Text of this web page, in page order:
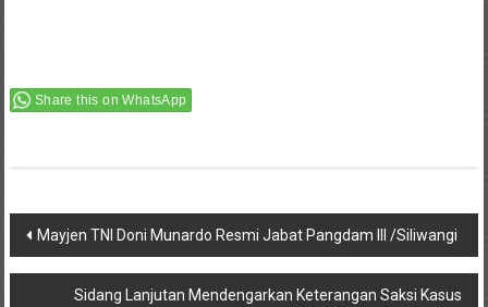
Share this on WhatsApp
Post
navigation
Mayjen TNI Doni Munardo Resmi Jabat Pangdam III /Siliwangi
Sidang Lanjutan Mendengarkan Keterangan Saksi Kasus